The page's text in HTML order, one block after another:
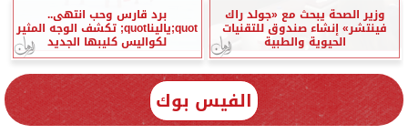
وزير الصحة يبحث مع «جولد راك
فينتشر» إنشاء صندوق للتقنيات
الحيوية والطبية
برد قارس وحب انتهى..
quot;ياليناquot; تكشف الوجه المثير
لكواليس كليبها الجديد
الفيس بوك